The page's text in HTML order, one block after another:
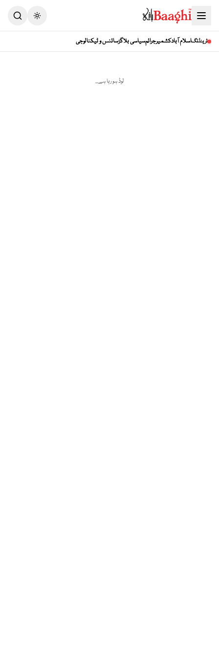
ٹرینڈنگاسلام آبادکشمیرجرائمسیاسی بلاگزسائنس و ٹیکنالوجی
لوڈ ہو رہا ہے...